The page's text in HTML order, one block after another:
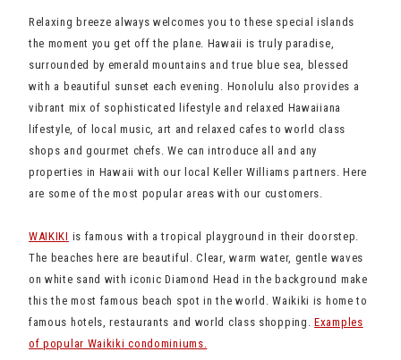
Relaxing breeze always welcomes you to these special islands
the moment you get off the plane. Hawaii is truly paradise,
surrounded by emerald mountains and true blue sea, blessed
with a beautiful sunset each evening. Honolulu also provides a
vibrant mix of sophisticated lifestyle and relaxed Hawaiiana
lifestyle, of local music, art and relaxed cafes to world class
shops and gourmet chefs. We can introduce all and any
properties in Hawaii with our local Keller Williams partners. Here
are some of the most popular areas with our customers.
WAIKIKI is famous with a tropical playground in their doorstep.
The beaches here are beautiful. Clear, warm water, gentle waves
on white sand with iconic Diamond Head in the background make
this the most famous beach spot in the world. Waikiki is home to
famous hotels, restaurants and world class shopping.Examples
of popular Waikiki condominiums.